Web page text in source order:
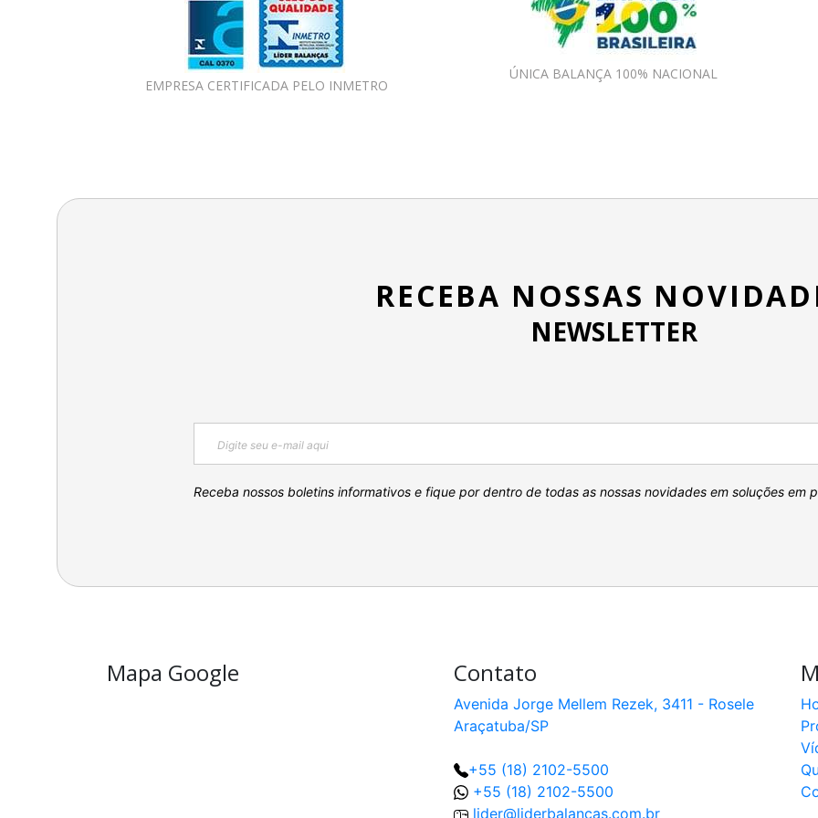
EMPRESA CERTIFICADA PELO INMETRO
ÚNICA BALANÇA 100% NACIONAL
RECEBA NOSSAS
NEWSLETTER
Receba nossos boletins informativos e fique por dentro de todas as nossas novidades em soluções em
Mapa Google Contato
Avenida Jorge Mellem Rezek, 3411 - Rosele
Araçatuba/SP
+55 (18) 2102-5500
+55 (18) 2102-5500
lider@liderbalancas.com.br